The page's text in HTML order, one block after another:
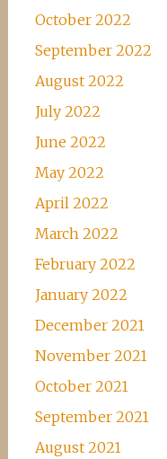
October 2022
September 2022
August 2022
July 2022
June 2022
May 2022
April 2022
March 2022
February 2022
January 2022
December 2021
November 2021
October 2021
September 2021
August 2021